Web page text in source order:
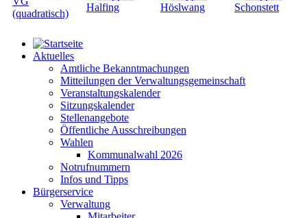
Aktuelles
Amtliche Bekanntmachungen
Mitteilungen der Verwaltungsgemeinschaft
Veranstaltungskalender
Sitzungskalender
Stellenangebote
Öffentliche Ausschreibungen
Wahlen
Kommunalwahl 2026
Notrufnummern
Infos und Tipps
Bürgerservice
Verwaltung